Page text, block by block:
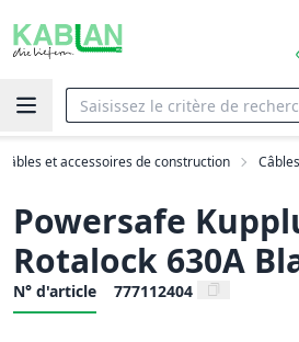
Câbles et accessoires de construction
Powersafe
Rotalock 630A
N° d'article 777112404